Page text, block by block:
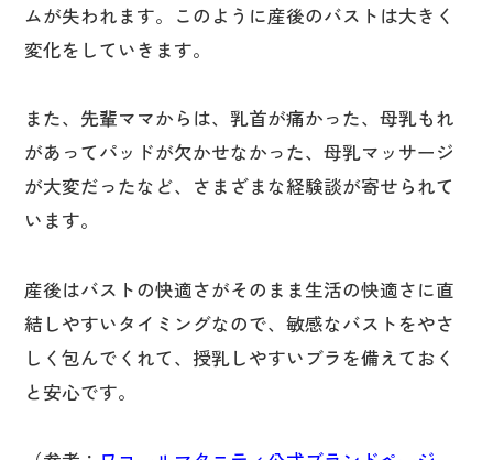
ムが失われます。このように産後のバストは大きく
変化をしていきます。
また、先輩ママからは、乳首が痛かった、母乳もれ
があってパッドが欠かせなかった、母乳マッサージ
が大変だったなど、さまざまな経験談が寄せられて
います。
産後はバストの快適さがそのまま生活の快適さに直
結しやすいタイミングなので、敏感なバストをやさ
しく包んでくれて、授乳しやすいブラを備えておく
と安心です。